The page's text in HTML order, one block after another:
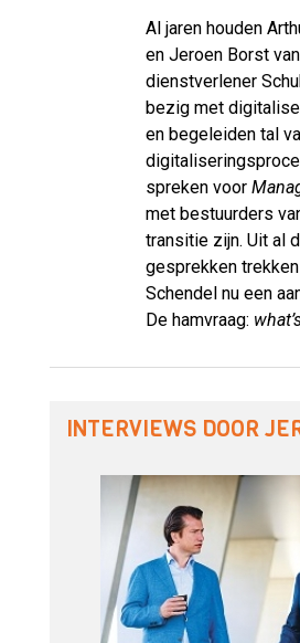
Al jaren houden
en Jeroen Borst
dienstverlener
bezig met
en begeleiden tal
spreken voor
met bestuurders
transitie zijn. Uit al
gesprekken
Schendel nu een
De hamvraag:
INTERVIEWS DOOR